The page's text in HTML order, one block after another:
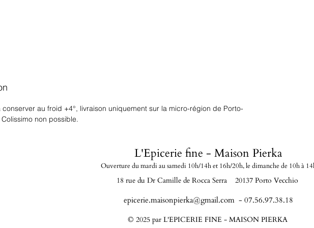
conserver au froid +4°, livraison uniquement sur la micro-région de Porto-
non possible.
L'Epicerie fine - Maison Pierka
Ouverture du mardi au samedi 10h/14h et 16h/20h, le dimanche de 10h à
18 rue du Dr Camille de Rocca Serra 20137 Porto Vecchio
epicerie.maisonpierka@gmail.com- 07.56.97.38.18
© 2025 par L'EPICERIE FINE - MAISON PIERKA